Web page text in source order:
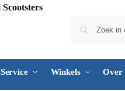
Service Winkels Over